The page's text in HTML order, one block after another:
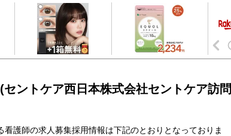
ントケア西日本株式会社セントケア訪問
護師の求人募集採用情報は下記のとおりとなっておりま